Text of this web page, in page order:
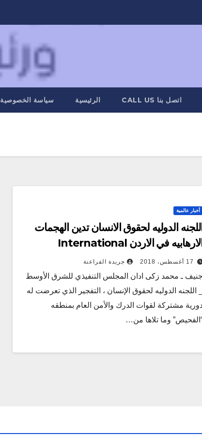
اتصل بنا CALL US الرئيسية سياسة الخصوصية
أخبار عالمية
اللجنه الدوليه لحقوق الانسان تدين الهجمات
الارهابيه في الاردن International
Human Rights
condemns terrorist attacks in
Jordan…
17 أغسطس، 2018 جريدة الفراعنة
جنيف ـ محمد زكى ادان المجلس التنفيذي للشرق الأوسط
_ اللجنه الدوليه لحقوق الإنسان ، التفجير الذي تعرضت له
مشتركة لقوات الدرك والأمن العام بمنطقه
وما تلاها من…